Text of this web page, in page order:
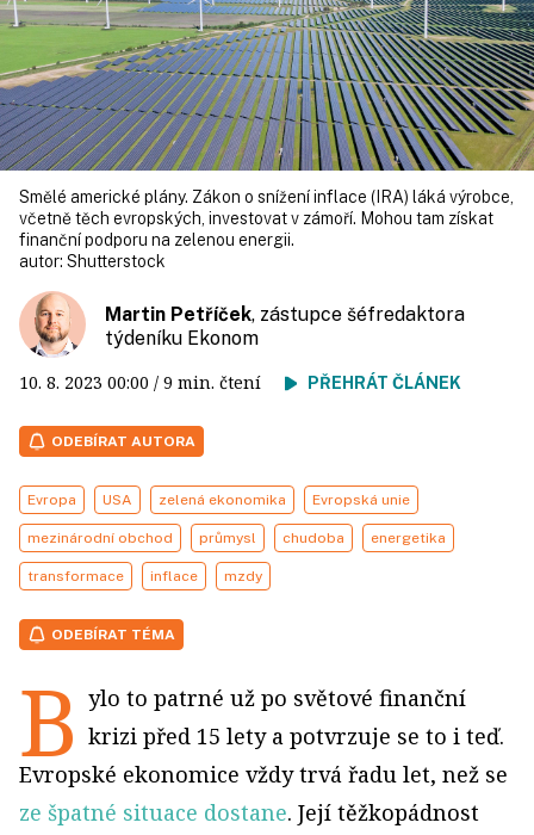
Smělé americké plány. Zákon o snížení inflace (IRA) láká výrobce,
včetně těch evropských, investovat v zámoří. Mohou tam získat
finanční podporu na zelenou energii.
autor: Shutterstock
Martin Petříček, zástupce šéfredaktora
týdeníku Ekonom
10. 8. 2023 00:00 / 9 min. čtení PŘEHRÁT ČLÁNEK
ODEBÍRAT AUTORA
Evropa USA zelená ekonomika Evropská unie
mezinárodní obchod průmysl chudoba energetika
transformace inflace mzdy
ODEBÍRAT TÉMA
B ylo to patrné už po světové finanční
krizi před 15 lety a potvrzuje se to i teď.
Evropské ekonomice vždy trvá řadu let, než se
ze špatné situace dostane. Její těžkopádnost